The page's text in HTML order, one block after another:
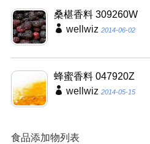
桑椹香料 309260W
wellwiz 2014-06-02
蜂蜜香料 047920Z
wellwiz 2014-05-15
食品添加物列表